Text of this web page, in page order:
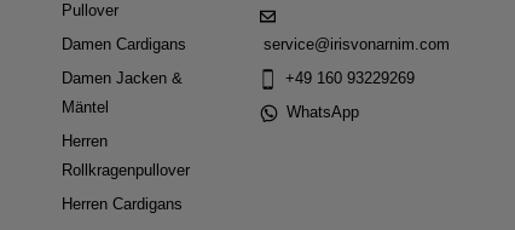
Pullover
Damen Cardigans
Damen Jacken &
Mäntel
Herren
Rollkragenpullover
Herren Cardigans
service@irisvonarnim.com
+49 160 93229269
WhatsApp